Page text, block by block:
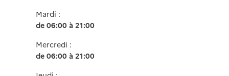
Mardi :
de 06:00 à 21:00
Mercredi :
de 06:00 à 21:00